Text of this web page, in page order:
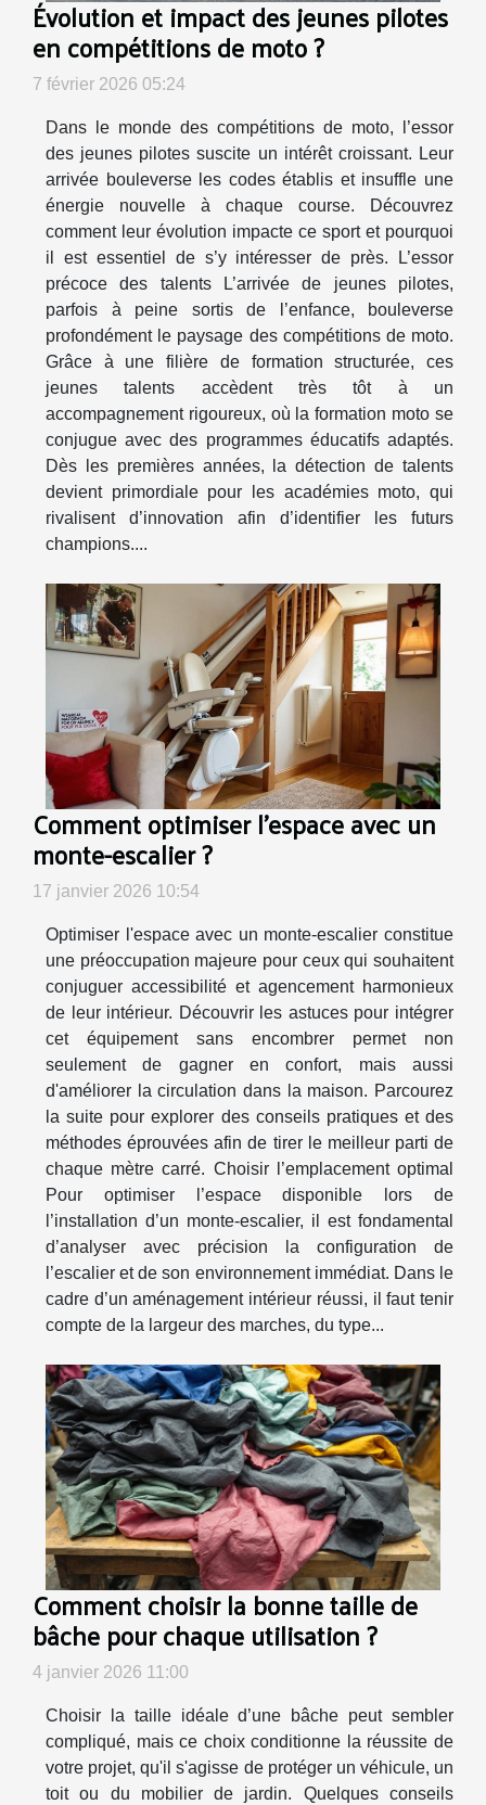
Évolution et impact des jeunes pilotes
en compétitions de moto ?
7 février 2026 05:24
Dans le monde des compétitions de moto, l’essor
des jeunes pilotes suscite un intérêt croissant. Leur
arrivée bouleverse les codes établis et insuffle une
énergie nouvelle à chaque course. Découvrez
comment leur évolution impacte ce sport et pourquoi
il est essentiel de s’y intéresser de près. L’essor
précoce des talents L’arrivée de jeunes pilotes,
parfois à peine sortis de l’enfance, bouleverse
profondément le paysage des compétitions de moto.
Grâce à une filière de formation structurée, ces
jeunes talents accèdent très tôt à un
accompagnement rigoureux, où la formation moto se
conjugue avec des programmes éducatifs adaptés.
Dès les premières années, la détection de talents
devient primordiale pour les académies moto, qui
rivalisent d’innovation afin d’identifier les futurs
champions....
Comment optimiser l'espace avec un
monte-escalier ?
17 janvier 2026 10:54
Optimiser l'espace avec un monte-escalier constitue
une préoccupation majeure pour ceux qui souhaitent
conjuguer accessibilité et agencement harmonieux
de leur intérieur. Découvrir les astuces pour intégrer
cet équipement sans encombrer permet non
seulement de gagner en confort, mais aussi
d'améliorer la circulation dans la maison. Parcourez
la suite pour explorer des conseils pratiques et des
méthodes éprouvées afin de tirer le meilleur parti de
chaque mètre carré. Choisir l’emplacement optimal
Pour optimiser l’espace disponible lors de
l’installation d’un monte-escalier, il est fondamental
d’analyser avec précision la configuration de
l’escalier et de son environnement immédiat. Dans le
cadre d’un aménagement intérieur réussi, il faut tenir
compte de la largeur des marches, du type...
Comment choisir la bonne taille de
bâche pour chaque utilisation ?
4 janvier 2026 11:00
Choisir la taille idéale d’une bâche peut sembler
compliqué, mais ce choix conditionne la réussite de
votre projet, qu'il s'agisse de protéger un véhicule, un
toit ou du mobilier de jardin. Quelques conseils